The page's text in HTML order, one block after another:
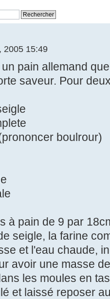
2005 15:49
pain allemand
saveur. Pour
boulrour)
à pain de 9 par
seigle, la farine
et l'eau chaude,
avoir une masse
les moules en
et laissé reposer